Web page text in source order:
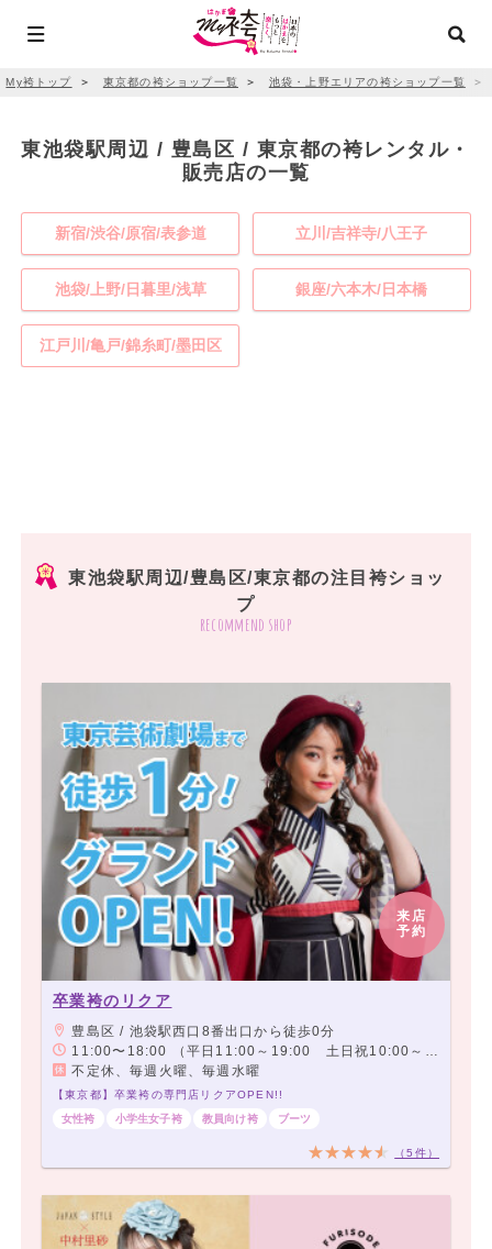
My袴トップ ＞ 東京都の袴ショップ一覧 ＞ 池袋・上野エリアの袴ショップ一覧 ＞
東池袋駅周辺 / 豊島区 / 東京都の袴レンタル・
販売店の一覧
新宿/渋谷/原宿/表参道 立川/吉祥寺/八王子
池袋/上野/日暮里/浅草 銀座/六本木/日本橋
江戸川/亀戸/錦糸町/墨田区
東池袋駅周辺/豊島区/東京都の注目袴ショッ
プ
recommend shop
来店
予約
卒業袴のリクア
豊島区 / 池袋駅西口8番出口から徒歩0分
11:00〜18:00 （平日11:00～19:00 土日祝10:00～18:00）
不定休、毎週火曜、毎週水曜
【東京都】卒業袴の専門店リクアOPEN!!
女性袴
小学生女子袴 教員向け袴 ブーツ
（5件）